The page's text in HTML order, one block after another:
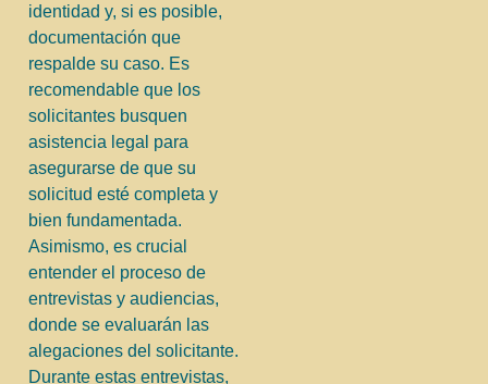
identidad y, si es posible,
documentación que
respalde su caso. Es
recomendable que los
solicitantes busquen
asistencia legal para
asegurarse de que su
solicitud esté completa y
bien fundamentada.
Asimismo, es crucial
entender el proceso de
entrevistas y audiencias,
donde se evaluarán las
alegaciones del solicitante.
Durante estas entrevistas,